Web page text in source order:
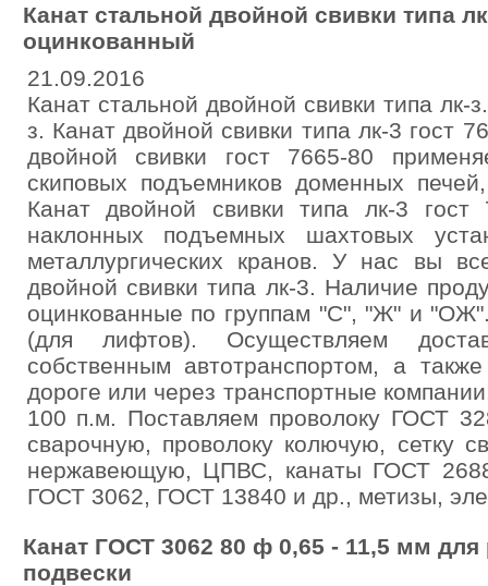
Канат стальной двойной свивки типа
оцинкованный
21.09.2016
Канат стальной двойной свивки типа лк-
з. Канат двойной свивки типа лк-3 гост
двойной свивки гост 7665-80
скиповых подъемников доменных
Канат двойной свивки типа лк-3 гост
наклонных подъемных шахтовых
металлургических кранов. У нас вы
двойной свивки типа лк-3. Наличие
оцинкованные по группам "С", "Ж" и
(для лифтов). Осуществляем
собственным автотранспортом, а
дороге или через транспортные
100 п.м. Поставляем проволоку ГОСТ
сварочную, проволоку колючую, сетку
нержавеющую, ЦПВС, канаты ГОСТ
ГОСТ 3062, ГОСТ 13840 и др., метизы,
Канат ГОСТ 3062 80 ф 0,65 - 11,5 мм для
подвески